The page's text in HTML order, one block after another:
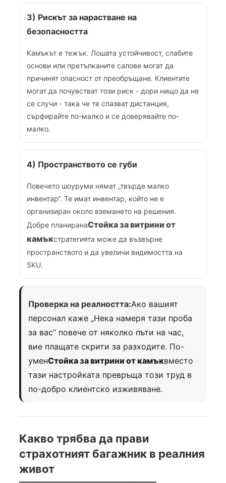
3) Рискът за нарастване на
безопасността
Камъкът е тежък. Лошата устойчивост, слабите
основи или претъпканите салове могат да
причинят опасност от преобръщане. Клиентите
могат да почувстват този риск - дори нищо да не
се случи - така че те спазват дистанция,
сърфирайте по-малко и се доверявайте по-
малко.
4) Пространството се губи
Повечето шоуруми нямат „твърде малко
инвентар“. Те имат инвентар, който не е
организиран около вземането на решения.
Добре планиранаСтойка за витрини от
камъкстратегията може да възвърне
пространството и да увеличи видимостта на
SKU.
Проверка на реалността:Ако вашият
персонал каже „Нека намеря тази проба
за вас“ повече от няколко пъти на час,
вие плащате скрити за разходите. По-
уменСтойка за витрини от камъквместо
тази настройката превръща този труд в
по-добро клиентско изживяване.
Какво трябва да прави
страхотният багажник в реалния
живот